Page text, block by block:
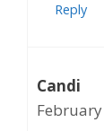
Reply
Candi